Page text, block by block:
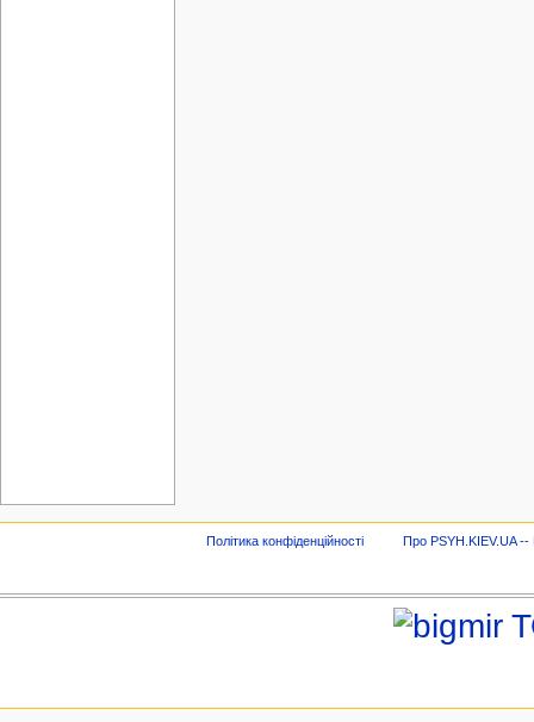
Політика конфіденційності Про PSYH.KIEV.UA --